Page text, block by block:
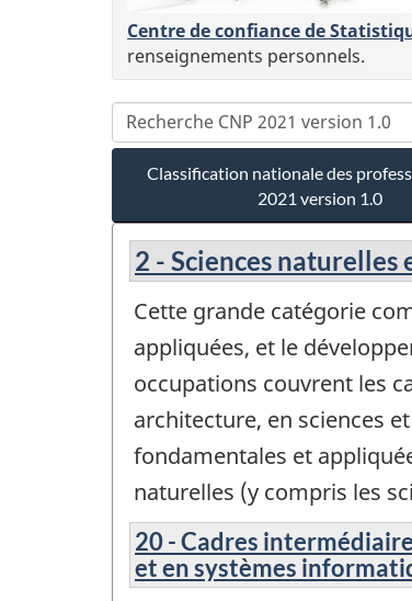
Centre de confiance de
renseignements personnels.
Classification nationale des
2021 version 1.0
2 - Sciences
Cette grande catégorie
appliquées, et le
occupations couvrent les
architecture, en sciences
fondamentales et
naturelles (y compris les
20 - Cadres
et en systèmes